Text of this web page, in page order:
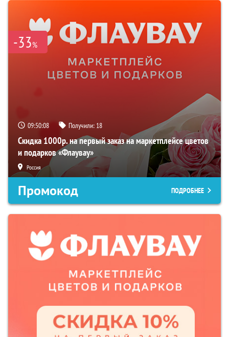
-33%
09:50:08 Получили: 18
Скидка 1000р. на первый заказ на маркетплейсе цветов
и подарков «Флаувау»
Россия
Промокод ПОДРОБНЕЕ